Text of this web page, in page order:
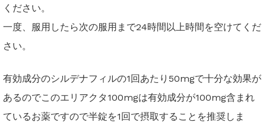
ください。
一度、服用したら次の服用まで24時間以上時間を空けてくだ
さい。
有効成分のシルデナフィルの1回あたり50mgで十分な効果が
あるのでこのエリアクタ100mgは有効成分が100mg含まれ
ているお薬ですので半錠を1回で摂取することを推奨しま